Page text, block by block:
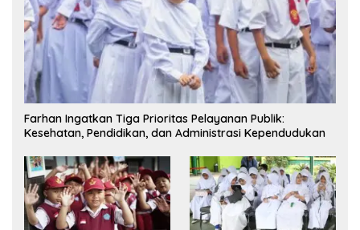
Farhan Ingatkan Tiga Prioritas Pelayanan Publik:
Kesehatan, Pendidikan, dan Administrasi Kependudukan